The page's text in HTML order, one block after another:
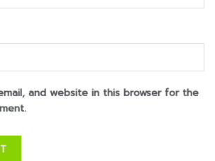
and website in this browser for the